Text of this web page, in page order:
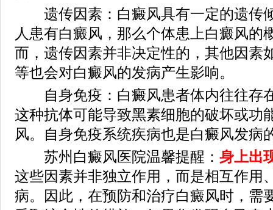
遗传因素：白癜风具有一定的遗传
人患有白癜风，那么个体患上白癜风的
而，遗传因素并非决定性的，其他因素
等也会对白癜风的发病产生影响。
自身免疫：白癜风患者体内往往存
这种抗体可能导致黑素细胞的破坏或功
风。自身免疫系统疾病也是白癜风发病
苏州白癜风医院温馨提醒： 身上出
这些因素并非独立作用，而是相互作用
病。因此，在预防和治疗白癜风时，需